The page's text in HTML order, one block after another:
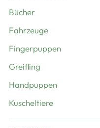
Bücher
Fahrzeuge
Fingerpuppen
Greifling
Handpuppen
Kuscheltiere